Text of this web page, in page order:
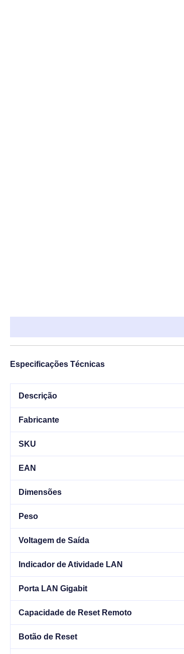
Especificações Técnicas
Descrição
Fabricante
SKU
EAN
Dimensões
Peso
Voltagem de Saída
Indicador de Atividade LAN
Porta LAN Gigabit
Capacidade de Reset Remoto
Botão de Reset